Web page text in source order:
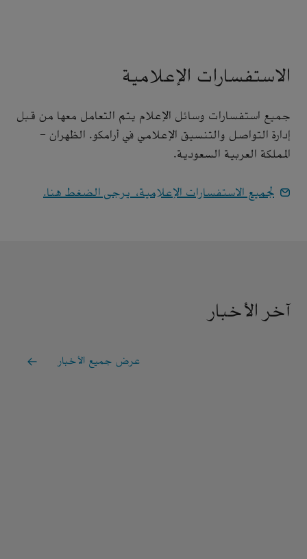
الاستفسارات الإعلامية
جميع استفسارات وسائل الإعلام يتم التعامل معها من قبل
إدارة التواصل والتنسيق الإعلامي في أرامكو. الظهران -
المملكة العربية السعودية.
لجميع الاستفسارات الإعلامية، يرجى الضغط هنا.
آخر الأخبار
عرض جميع الأخبار